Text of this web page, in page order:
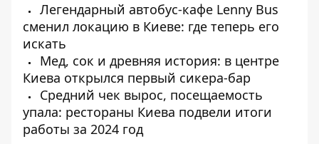
Легендарный автобус-кафе Lenny Bus
сменил локацию в Киеве: где теперь его
искать
Мед, сок и древняя история: в центре
Киева открылся первый сикера-бар
Средний чек вырос, посещаемость
упала: рестораны Киева подвели итоги
работы за 2024 год